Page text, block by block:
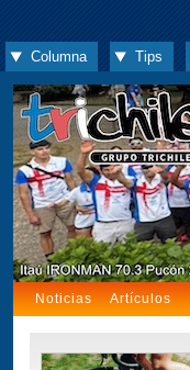
Columna Tips
Noticias Artículos